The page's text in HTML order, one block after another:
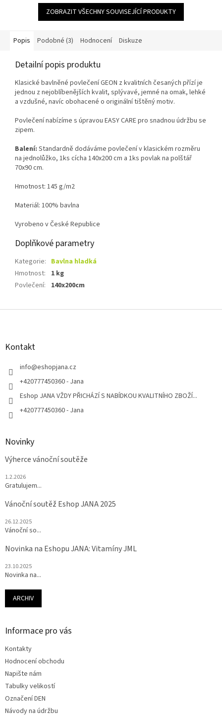
ZOBRAZIT VŠECHNY SOUVISEJÍCÍ PRODUKTY
Popis Podobné (3) Hodnocení Diskuze
Detailní popis produktu
Klasické bavlněné povlečení GEON z kvalitních česaných přízí je
jednou z nejoblíbenějších kvalit, splývavé, jemné na omak, lehké
a vzdušné, navíc obohacené o originální tištěný motiv.
Povlečení nabízíme s úpravou EASY CARE pro snadnou údržbu se
zipem.
Balení: Standardně dodáváme povlečení v klasickém rozměru
na jednolůžko, 1ks cícha 140x200 cm a 1ks povlak na polštář
70x90 cm.
Hmotnost: 145 g/m2
Materiál: 100% bavlna
Vyrobeno v České Republice
Doplňkové parametry
Kategorie: Bavlna hladká
Hmotnost:
1 kg
Povlečení: 140x200cm
Z
Kontakt
info@eshopjana.cz
+420777450360 - Jana
Eshop JANA VŽDY PŘICHÁZÍ S NABÍDKOU KVALITNÍHO ZBOŽÍ...
+420777450360 - Jana
Novinky
Výherce vánoční soutěže
1.2.2026
Gratulujem...
Vánoční soutěž Eshop JANA 2025
26.12.2025
Vánoční so...
Novinka na Eshopu JANA: Vitamíny JML
23.10.2025
Novinka na...
ARCHIV
Informace pro vás
Kontakty
Hodnocení obchodu
Napište nám
Tabulky velikostí
Označení DEN
Návody na údržbu